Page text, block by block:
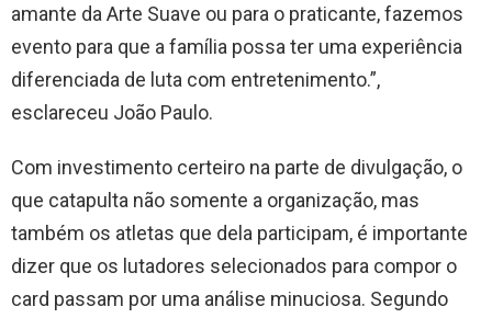
amante da Arte Suave ou para o praticante, fazemos
evento para que a família possa ter uma experiência
diferenciada de luta com entretenimento.”,
esclareceu João Paulo.
Com investimento certeiro na parte de divulgação, o
que catapulta não somente a organização, mas
também os atletas que dela participam, é importante
dizer que os lutadores selecionados para compor o
card passam por uma análise minuciosa. Segundo